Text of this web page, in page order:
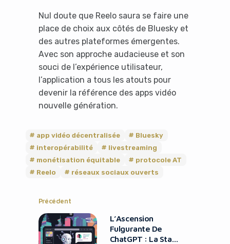
Nul doute que Reelo saura se faire une
place de choix aux côtés de Bluesky et
des autres plateformes émergentes.
Avec son approche audacieuse et son
souci de l’expérience utilisateur,
l’application a tous les atouts pour
devenir la référence des apps vidéo
nouvelle génération.
app vidéo décentralisée
Bluesky
interopérabilité
livestreaming
monétisation équitable
protocole AT
Reelo
réseaux sociaux ouverts
Précédent
L’Ascension
Fulgurante De
ChatGPT : La Star
It looks like you're
using an ad-blocker!